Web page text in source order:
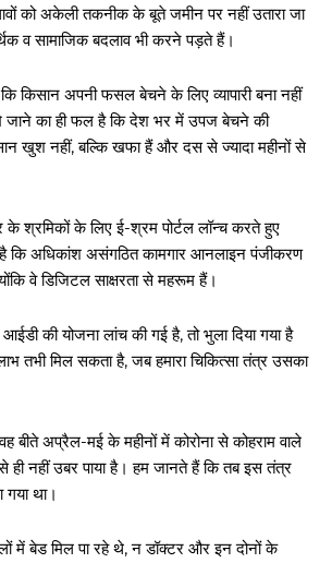
को अकेली तकनीक के बूते जमीन पर नहीं उतारा जा
व सामाजिक बदलाव भी करने पड़ते हैं।
किसान अपनी फसल बेचने के लिए व्यापारी बना नहीं
जाने का ही फल है कि देश भर में उपज बेचने की
खुश नहीं, बल्कि खफा हैं और दस से ज्यादा महीनों से
के श्रमिकों के लिए ई-श्रम पोर्टल लॉन्च करते हुए
है कि अधिकांश असंगठित कामगार आनलाइन पंजीकरण
वे डिजिटल साक्षरता से महरूम हैं।
की योजना लांच की गई है, तो भुला दिया गया है
तभी मिल सकता है, जब हमारा चिकित्सा तंत्र उसका
बीते अप्रैल-मई के महीनों में कोरोना से कोहराम वाले
ही नहीं उबर पाया है। हम जानते हैं कि तब इस तंत्र
गया था।
में बेड मिल पा रहे थे, न डॉक्टर और इन दोनों के